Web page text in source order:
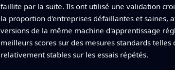
faillite par la suite. Ils ont utilisé une validation
la proportion d'entreprises défaillantes et saines,
versions de la même machine d'apprentissage
meilleurs scores sur des mesures standards
relativement stables sur les essais répétés.